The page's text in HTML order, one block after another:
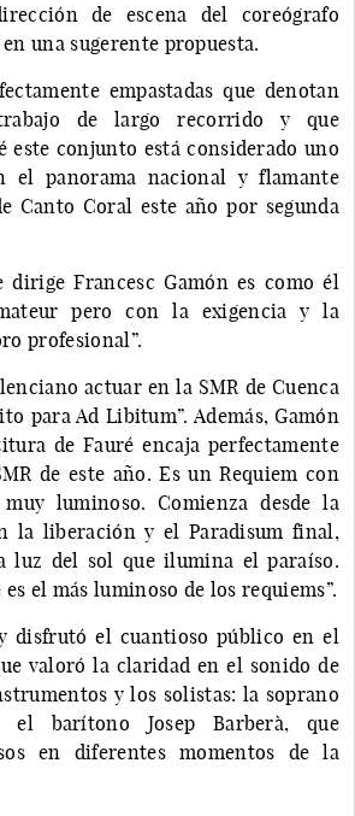
de escena del coreógrafo
una sugerente propuesta.
empastadas que denotan
de largo recorrido y que
este conjunto está considerado uno
el panorama nacional y flamante
Canto Coral este año por segunda
dirige Francesc Gamón es como él
pero con la exigencia y la
profesional”.
actuar en la SMR de Cuenca
para Ad Libitum”. Además, Gamón
de Fauré encaja perfectamente
de este año. Es un Requiem con
luminoso. Comienza desde la
la liberación y el Paradisum final,
luz del sol que ilumina el paraíso.
el más luminoso de los requiems”.
disfrutó el cuantioso público en el
valoró la claridad en el sonido de
y los solistas: la soprano
el barítono Josep Barberà, que
en diferentes momentos de la